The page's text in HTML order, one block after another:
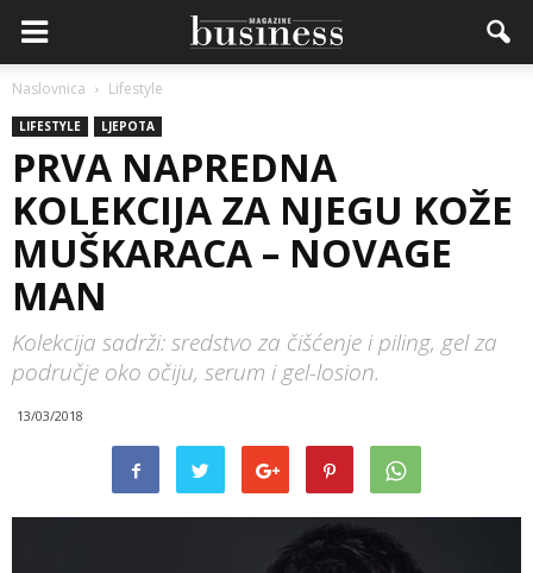
Naslovnica Lifestyle
LIFESTYLE LJEPOTA
PRVA NAPREDNA
KOLEKCIJA ZA NJEGU KOŽE
MUŠKARACA – NOVAGE
MAN
Kolekcija sadrži: sredstvo za čišćenje i piling, gel za
područje oko očiju, serum i gel-losion.
13/03/2018